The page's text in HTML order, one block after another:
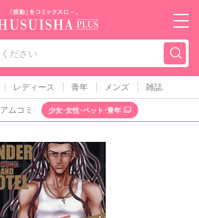
秋水社PLUS（テ
レディース 青年 メンズ 雑誌
アムコミ 少女･女性･ペット･青年